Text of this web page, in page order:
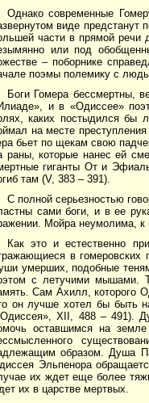
Однако современные
виде
части в прямой речи
или под
– поборнике
поэмы полемику с
Боги Гомера бессмертны,
и в «Одиссее»
каких постыдился бы
на месте
бьет по щекам свою
раны, которые нанес ей
гиганты От и
там (V, 383 – 391).
С полной серьезностью
сами боги, и в ее
Мойра неумолима, к
Как это и естественно
в
умерших, подобные
с летучими мышами.
Сам Ахилл, которого
он лучше хотел бы быть
ХII, 488 – 491).
оставшимся на
образом. Душа
Эльпенора
их ждет еще более
их в царстве мертвых.